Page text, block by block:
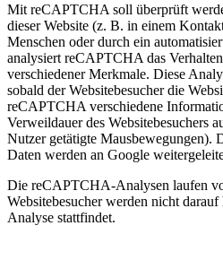
Mit reCAPTCHA soll überprüft
dieser Website (z. B. in einem
Menschen oder durch ein
analysiert reCAPTCHA das
verschiedener Merkmale. Diese
sobald der Websitebesucher die
reCAPTCHA verschiedene
Verweildauer des Websitebesuchers
Nutzer getätigte Mausbewegungen).
Daten werden an Google
Die reCAPTCHA-Analysen laufen
Websitebesucher werden nicht darauf
Analyse stattfindet.